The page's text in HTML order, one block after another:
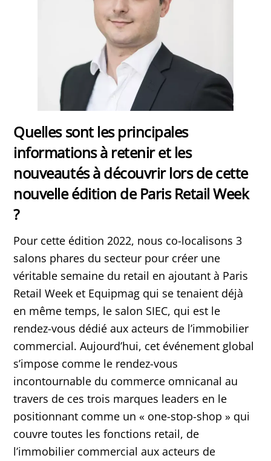
Quelles sont les principales
informations à retenir et les
nouveautés à découvrir lors de cette
nouvelle édition de Paris Retail Week
?
Pour cette édition 2022, nous co-localisons 3
salons phares du secteur pour créer une
véritable semaine du retail en ajoutant à Paris
Retail Week et Equipmag qui se tenaient déjà
en même temps, le salon SIEC, qui est le
rendez-vous dédié aux acteurs de l’immobilier
commercial. Aujourd’hui, cet événement global
s’impose comme le rendez-vous
incontournable du commerce omnicanal au
travers de ces trois marques leaders en le
positionnant comme un « one-stop-shop » qui
couvre toutes les fonctions retail, de
l’immobilier commercial aux acteurs de